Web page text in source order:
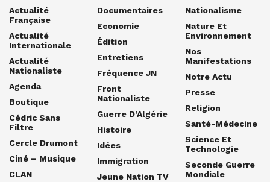
Actualité
Française
Actualité
Internationale
Actualité
Nationaliste
Agenda
Boutique
Cédric Sans
Filtre
Cercle Drumont
Ciné – Musique
CLAN
Documentaires
Economie
Édition
Entretiens
Fréquence JN
Front
Nationaliste
Guerre D'Algérie
Histoire
Idées
Immigration
Jeune Nation TV
Nationalisme
Nature Et
Environnement
Nos
Manifestations
Notre Actu
Presse
Religion
Santé-Médecine
Science Et
Technologie
Seconde Guerre
Mondiale